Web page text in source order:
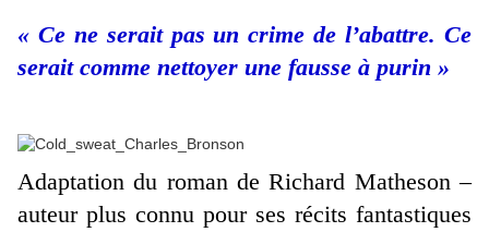
« Ce ne serait pas un crime de l’abattre. Ce
serait comme nettoyer une fausse à purin »
Adaptation du roman de Richard Matheson –
auteur plus connu pour ses récits fantastiques